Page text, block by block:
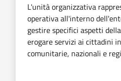
L'unità organizzativa
operativa all'interno
gestire specifici aspetti
erogare servizi ai cittadini
comunitarie, nazionali e